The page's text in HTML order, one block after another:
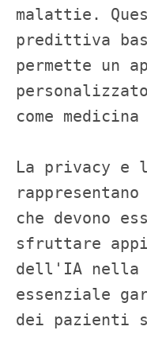
malattie.
predittiva
permette un
come
La privacy e
che devono
sfruttare
dell'IA nella
essenziale
dei pazienti